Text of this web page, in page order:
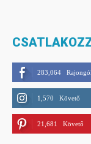
283,064
1,570 Követő
21,681 Követő